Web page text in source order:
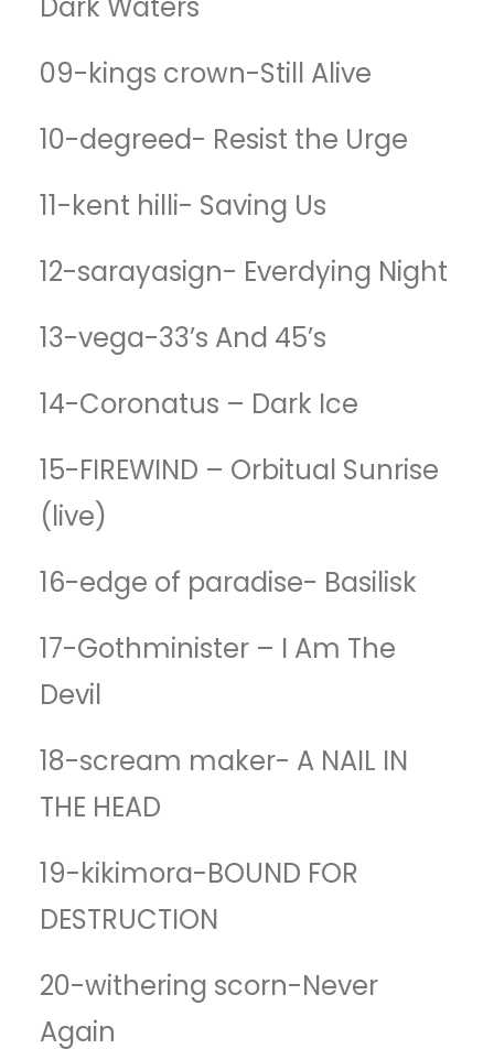
09-kings crown-Still Alive
10-degreed- Resist the Urge
11-kent hilli- Saving Us
12-sarayasign- Everdying Night
13-vega-33’s And 45’s
14-Coronatus – Dark Ice
15-FIREWIND – Orbitual Sunrise
(live)
16-edge of paradise- Basilisk
17-Gothminister – I Am The
Devil
18-scream maker- A NAIL IN
THE HEAD
19-kikimora-BOUND FOR
DESTRUCTION
20-withering scorn-Never
Again